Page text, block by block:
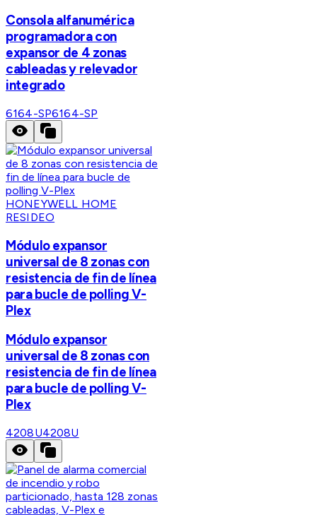
Consola alfanumérica
programadora con
expansor de 4 zonas
cableadas y relevador
integrado
6164-SP6164-SP
HONEYWELL HOME
RESIDEO
Módulo expansor
universal de 8 zonas con
resistencia de fin de línea
para bucle de polling V-
Plex
Módulo expansor
universal de 8 zonas con
resistencia de fin de línea
para bucle de polling V-
Plex
4208U4208U